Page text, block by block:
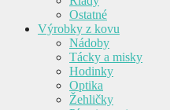
Ostatné
Výrobky z kovu
Nádoby
Tácky a misky
Hodinky
Optika
Žehličky